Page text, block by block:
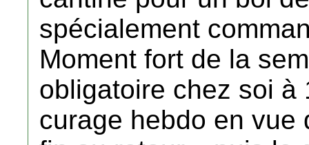
spécialement
Moment fort de la
obligatoire chez soi à
curage hebdo en vue